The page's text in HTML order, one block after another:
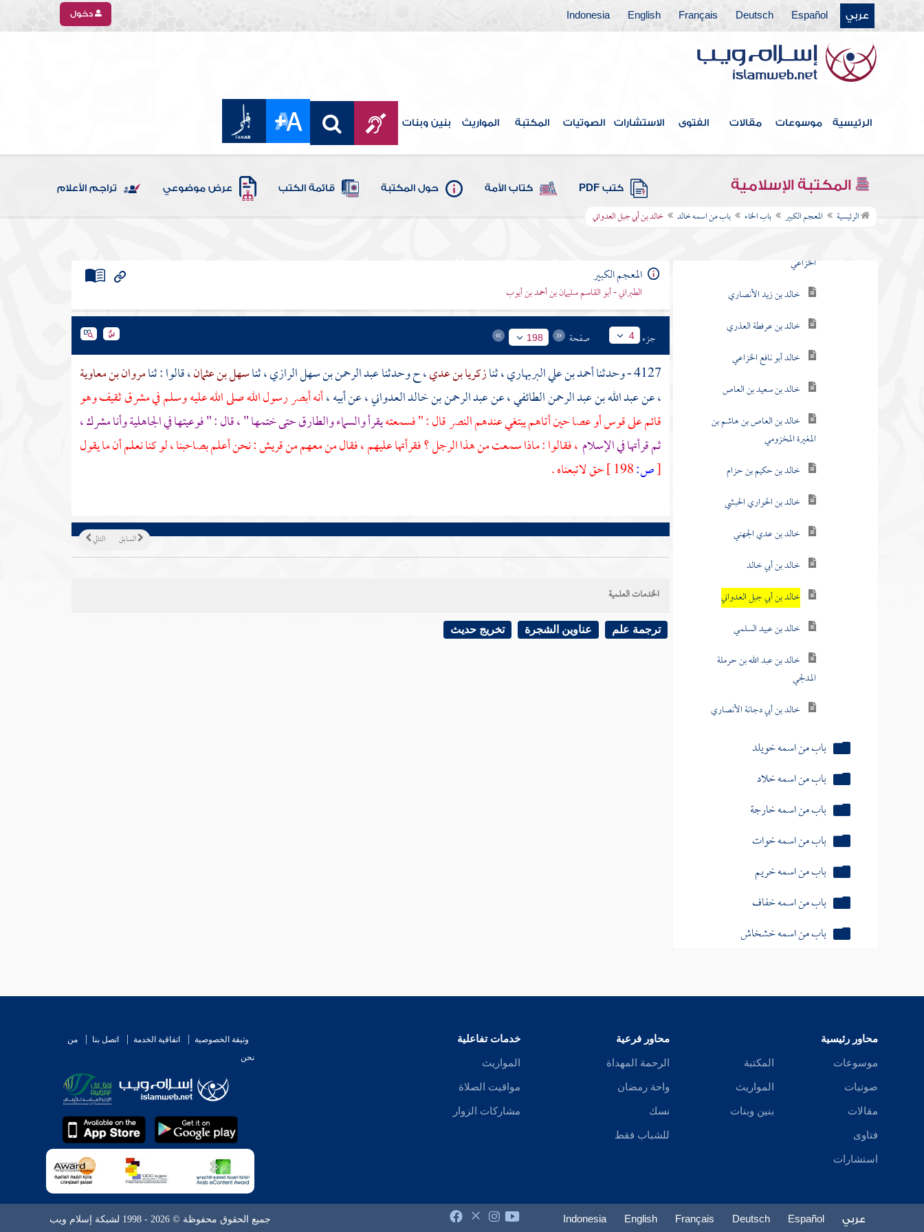
عربي Español
Deutsch
Français
English
Indonesia دخول
الرئيسية موسوعات مقالات الفتوى الاستشارات الصوتيات المكتبة المواريث بنين وبنات
المكتبة الإسلامية كتب PDF كتاب الأمة حول المكتبة قائمة الكتب عرض موضوعي تراجم الأعلام
الرئيسية المعجم الكبير باب الخاء باب من اسمه خالد خالد بن أبي جبل العدواني
باب الحاء
باب الخاء
باب من اسمه خباب
باب من اسمه خالد
خالد بن الوليد
خالد بن زيد أبو أيوب
خالد بن زيد الأنصاري
خالد أبو نافع الخزاعي
المغيرة المخزومي
خالد بن أبي خالد
خالد بن أبي جبل العدواني
خالد بن عبد الله بن حرملة
المدلجي
خالد بن أبي دجانة الأنصاري
باب من اسمه خويلد
باب من اسمه خلاد
باب من اسمه خارجة
باب من اسمه خوات
باب من اسمه خريم
باب من اسمه خفاف
باب من اسمه خشخاش
باب من اسمه الخرباق
باب من اسمه خداش
باب من اسمه خزرج
باب الدال
المعجم الكبير
الطبراني - أبو القاسم سليمان بن أحمد بن أيوب
جزء 4 صفحة 198
4127 - وحدثنا أحمد بن علي البربهاري، ثنازكريا بن عدي، ح وحدثناعبد الرحمن بن سهل الرازي، ثناسهل بن عثمان، قالوا : ثنامروان بن معاوية
، عنعبد الله بن عبد الرحمن الطائفي، عنعبد الرحمن بن خالد العدواني، عن أبيه ،أنه أبصر رسول الله صلى الله عليه وسلم في مشرقثقيفوهو
قائم على قوس أو عصا حين أتاهم يبتغي عندهم النصر قال : " فسمعتهيقرأ والسماء والطارق حتى ختمها " ، قال : " فوعيتها في الجاهلية وأنا مشرك ،
ثم قرأتها في الإسلام ، فقالوا : ماذا سمعت من هذا الرجل ؟ فقرأتها عليهم ، فقال من معهم منقريش: نحن أعلم بصاحبنا ، لو كنا نعلم أن ما يقول
[ص: حق لاتبعناه .
التالي السابق
الخدمات العلمية
ترجمة علم عناوين الشجرة تخريج حديث
محاور رئيسية
موسوعات
صوتيات
مقالات
فتاوى
استشارات
المكتبة
المواريث
بنين وبنات
محاور فرعية
الرحمة المهداة
واحة رمضان
نسك
للشباب فقط
خدمات تفاعلية
المواريث
مواقيت الصلاة
مشاركات الزوار
وثيقة الخصوصية اتفاقية الخدمة اتصل بنا
من
نحن
عربي Español
Deutsch
Français
English
Indonesia جميع الحقوق محفوظة © 2026 - 1998 لشبكة إسلام ويب